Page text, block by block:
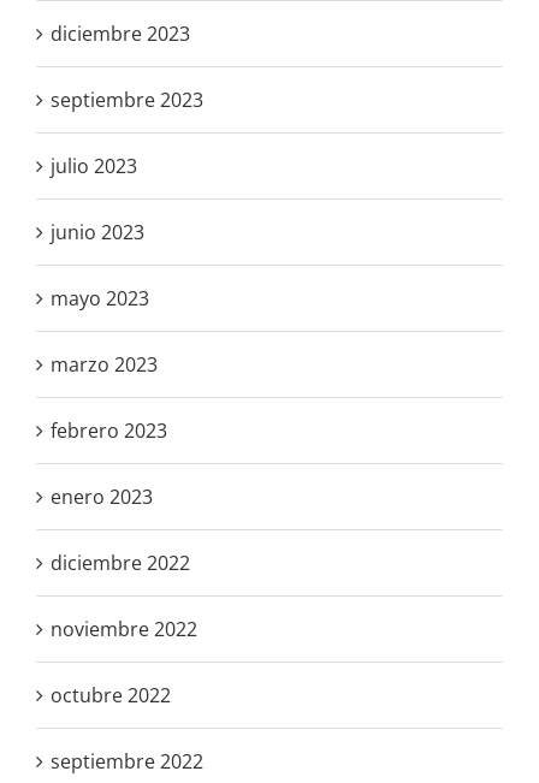
diciembre 2023
septiembre 2023
julio 2023
junio 2023
mayo 2023
marzo 2023
febrero 2023
enero 2023
diciembre 2022
noviembre 2022
octubre 2022
septiembre 2022